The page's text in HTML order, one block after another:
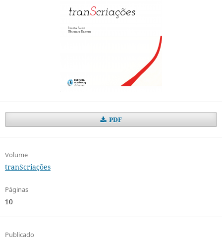
PDF
Volume
tranScriações
Páginas
10
Publicado